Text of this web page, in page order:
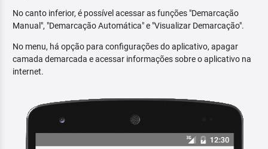
No canto inferior, é possível acessar as funções "Demarcação
Manual", "Demarcação Automática" e "Visualizar Demarcação".
No menu, há opção para configurações do aplicativo, apagar
camada demarcada e acessar informações sobre o aplicativo na
internet.